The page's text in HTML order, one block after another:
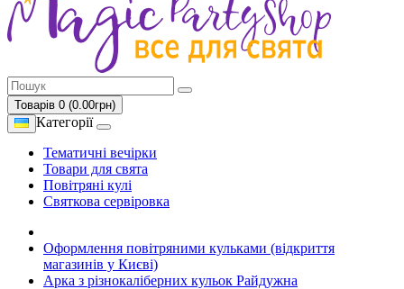
Товарів 0 (0.00грн)
Категорії
Тематичні вечірки
Товари для свята
Повітряні кулі
Святкова сервіровка
Оформлення повітряними кульками (відкриття
магазинів у Києві)
Арка з різнокаліберних кульок Райдужна